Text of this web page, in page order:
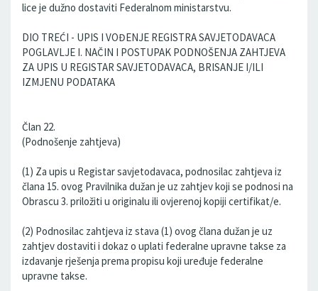
lice je dužno dostaviti Federalnom ministarstvu.
DIO TREĆI - UPIS I VOĐENJE REGISTRA SAVJETODAVACA
POGLAVLJE I. NAČIN I POSTUPAK PODNOŠENJA ZAHTJEVA
ZA UPIS U REGISTAR SAVJETODAVACA, BRISANJE I/ILI
IZMJENU PODATAKA
Član 22.
(Podnošenje zahtjeva)
(1) Za upis u Registar savjetodavaca, podnosilac zahtjeva iz
člana 15. ovog Pravilnika dužan je uz zahtjev koji se podnosi na
Obrascu 3. priložiti u originalu ili ovjerenoj kopiji certifikat/e.
(2) Podnosilac zahtjeva iz stava (1) ovog člana dužan je uz
zahtjev dostaviti i dokaz o uplati federalne upravne takse za
izdavanje rješenja prema propisu koji uređuje federalne
upravne takse.